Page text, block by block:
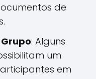
de
: Alguns
um
em